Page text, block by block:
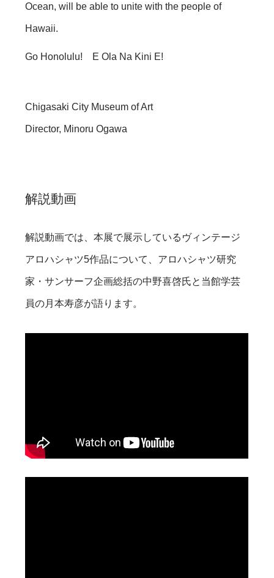
Ocean, will be able to unite with the people of
Hawaii.
Go Honolulu! E Ola Na Kini E!
Chigasaki City Museum of Art
Director, Minoru Ogawa
解説動画
解説動画では、本展で展示しているヴィンテージ
アロハシャツ5作品について、アロハシャツ研究
家・サンサーフ企画総括の中野喜啓氏と当館学芸
員の月本寿彦が語ります。